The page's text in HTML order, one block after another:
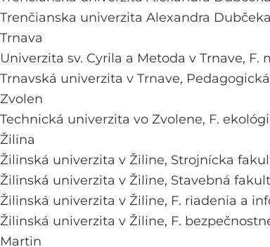
Trenčianska univerzita Alexandra
Trnava
Univerzita sv. Cyrila a Metoda v Trnave, F.
Trnavská univerzita v Trnave,
Zvolen
Technická univerzita vo Zvolene, F.
Žilina
Žilinská univerzita v Žiline, Strojnícka
Žilinská univerzita v Žiline, Stavebná
Žilinská univerzita v Žiline, F. riadenia a
Žilinská univerzita v Žiline, F.
Martin